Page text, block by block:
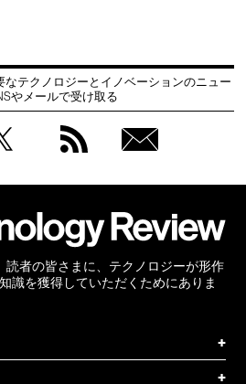
なテクノロジーとイノベーションのニュー
やメールで受け取る
読者の皆さまに、テクノロジーが形作
識を獲得していただくためにありま
+
+